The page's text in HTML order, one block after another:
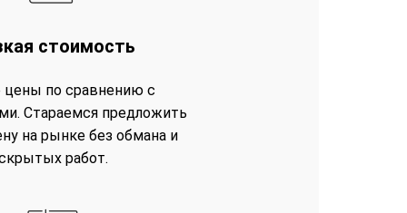
стоимость
цены по сравнению с
Стараемся предложить
на рынке без обмана и
работ.